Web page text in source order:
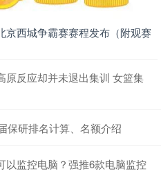
京西城争霸赛赛程发布（附观赛
原反应却并未退出集训 女篮集
保研排名计算、名额介绍
以监控电脑？强推6款电脑监控